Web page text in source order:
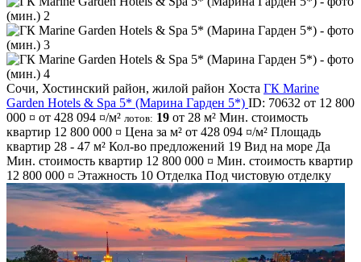
Сочи, Хостинский район, жилой район Хоста ГК Marine
Garden Hotels & Spa 5* (Марина Гарден 5*) ID: 70632 от 12 800
000 ¤ от 428 094 ¤/м² лотов: 19 от 28 м² Мин. стоимость
квартир 12 800 000 ¤ Цена за м² от 428 094 ¤/м² Площадь
квартир 28 - 47 м² Кол-во предложений 19 Вид на море Да
Мин. стоимость квартир 12 800 000 ¤ Мин. стоимость квартир
12 800 000 ¤ Этажность 10 Отделка Под чистовую отделку